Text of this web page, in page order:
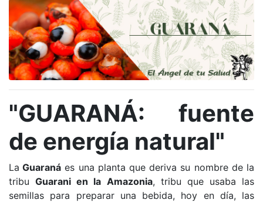
"GUARANÁ: fuente
de energía natural"
La Guaraná es una planta que deriva su nombre de la
tribuGuarani en la Amazonia, tribu que usaba las
semillas para preparar una bebida, hoy en día, las